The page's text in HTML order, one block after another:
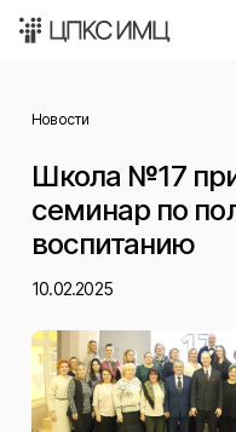
Новости
Школа №17
семинар по
воспитанию
10.02.2025